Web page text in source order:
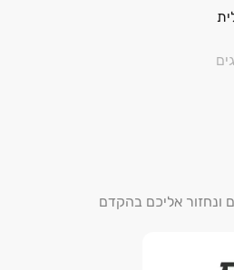
בית כנסת, שירותי קהילה שונים,
הפרויקט, לפארק הנחל שהוקם בהשקעת
ונחזור אליכם בהקדם